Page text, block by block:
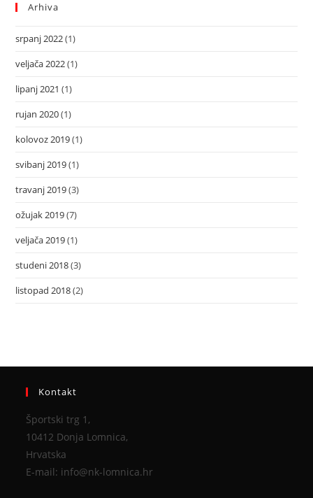
Arhiva
srpanj 2022(1)
veljača 2022(1)
lipanj 2021 (1)
rujan 2020(1)
kolovoz 2019(1)
svibanj 2019(1)
travanj 2019(3)
ožujak 2019(7)
veljača 2019(1)
studeni 2018(3)
listopad 2018(2)
Kontakt
Športski trg 1,
10412 Donja Lomnica,
Hrvatska
E-mail: info@nk-lomnica.hr